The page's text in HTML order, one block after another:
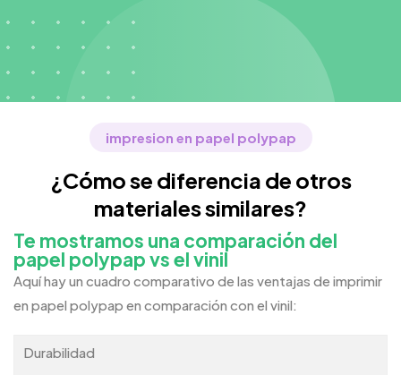
impresion en papel polypap
¿Cómo se diferencia de otros
materiales similares?
Te mostramos una comparación del
papel polypap vs el vinil
Aquí hay un cuadro comparativo de las ventajas de imprimir
en papel polypap en comparación con el vinil:
Durabilidad